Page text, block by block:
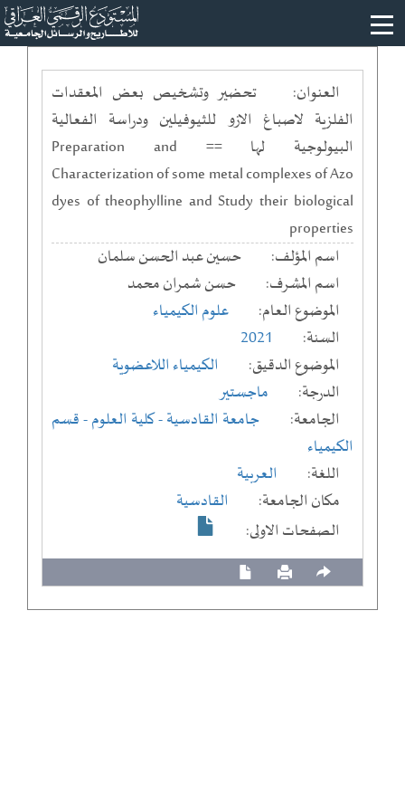
العنوان:
تحضير وتشخيص بعض المعقدات
الفلزية لاصباغ الازو للثيوفيلين ودراسة الفعالية
البيولوجية لها == Preparation and
Characterization of some metal complexes of Azo
dyes of theophylline and Study their biological
properties
اسم المؤلف:
حسين عبد الحسن سلمان
اسم المشرف:
حسن شمران محمد
الموضوع العام:
علوم الكيمياء
السنة:
2021
الموضوع الدقيق:
الكيمياء اللاعضوية
الدرجة:
ماجستير
الجامعة:
جامعة القادسية- كلية العلوم- قسم
الكيمياء
اللغة:
العربية
مكان الجامعة:
القادسية
الصفحات الاولى: